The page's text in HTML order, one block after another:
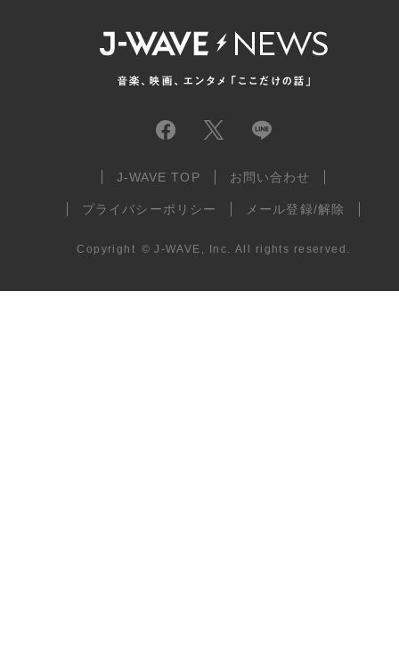
J-WAVE TOP お問い合わせ
プライバシーポリシー メール登録/解除
Copyright © J-WAVE, Inc. All rights reserved.